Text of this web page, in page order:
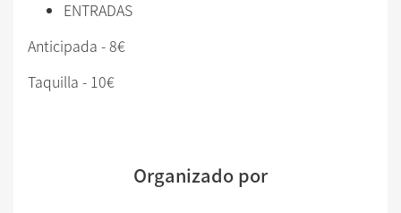
ENTRADAS
Anticipada - 8€
Taquilla - 10€
Organizado por